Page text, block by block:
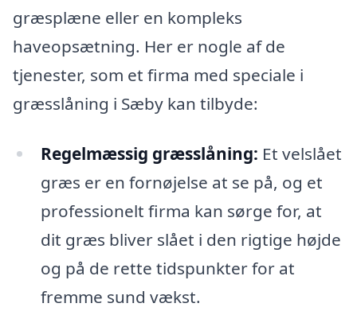
græsplæne eller en kompleks
haveopsætning. Her er nogle af de
tjenester, som et firma med speciale i
græsslåning i Sæby kan tilbyde:
Regelmæssig græsslåning: Et velslået
græs er en fornøjelse at se på, og et
professionelt firma kan sørge for, at
dit græs bliver slået i den rigtige højde
og på de rette tidspunkter for at
fremme sund vækst.